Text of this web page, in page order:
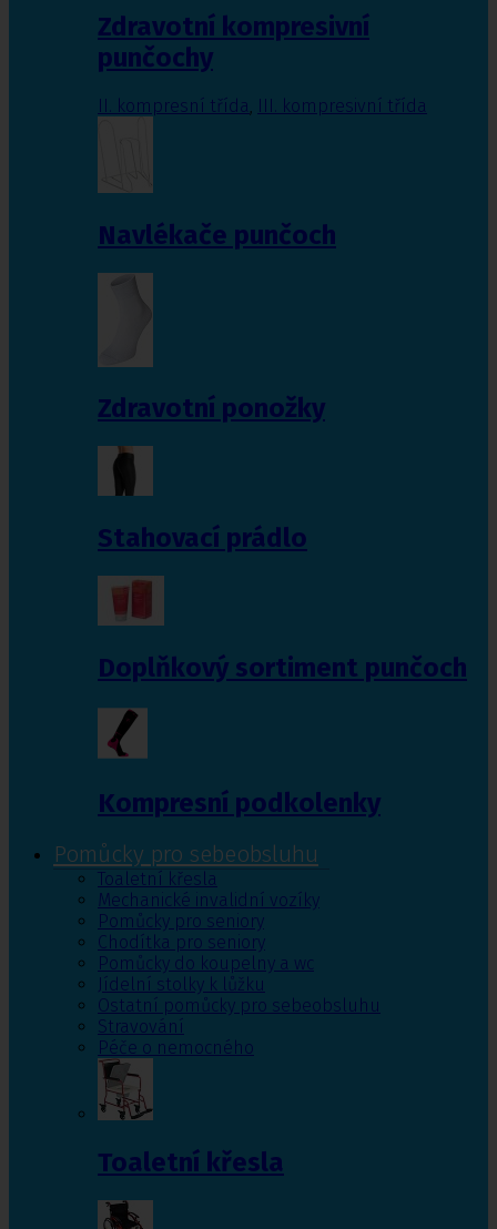
Zdravotní kompresivní
punčochy
II. kompresní třída III. kompresivní třída
Navlékače punčoch
Zdravotní ponožky
Stahovací prádlo
Doplňkový sortiment punčoch
Kompresní podkolenky
Pomůcky pro sebeobsluhu
Toaletní křesla
Mechanické invalidní vozíky
Pomůcky pro seniory
Chodítka pro seniory
Pomůcky do koupelny a wc
Jídelní stolky k lůžku
Ostatní pomůcky pro sebeobsluhu
Stravování
Péče o nemocného
Toaletní křesla